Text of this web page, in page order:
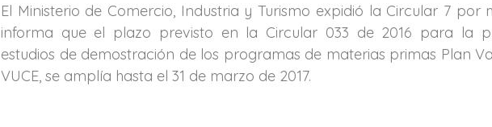
El Ministerio de Comercio, Industria y Turismo expidió la Circular 7 por
informa que el plazo previsto en la Circular 033 de 2016 para la
estudios de demostración de los programas de materias primas Plan
VUCE, se amplía hasta el 31 de marzo de 2017.